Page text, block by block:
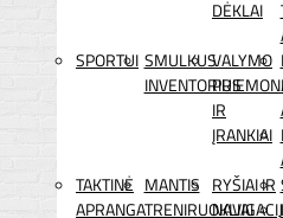
DĖKLAI
SPORTUI SMULKUS
INVENTORIUS
VALYMO
IR
ĮRANKIAI
TAKTINĖ
APRANGA
MANTIS
TRENIRUOKLIAI
RYŠIAI IR